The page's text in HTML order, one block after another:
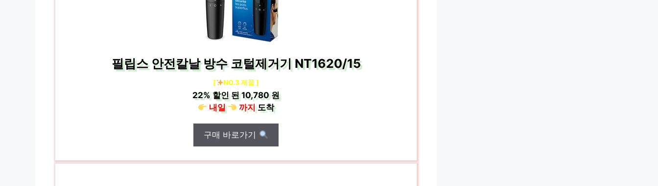
필립스 안전칼날 방수 코털제거기 NT1620/15
[ NO.3 제품 ]
22%할인 된10,780 원
내일
까지도착
구매 바로가기